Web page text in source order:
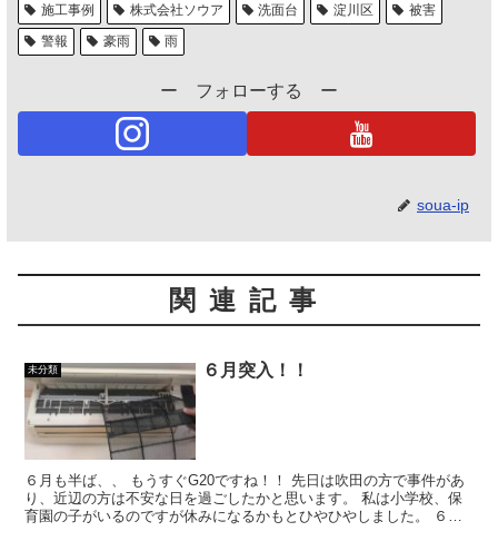
施工事例
株式会社ソウア 洗面台 淀川区
被害
警報
豪雨 雨
ー フォローする ー
soua-ip
関連記事
未分類 ６月突入！！
６月も半ば、、 もうすぐG20ですね！！ 先日は吹田の方で事件があ
り、近辺の方は不安な日を過ごしたかと思います。 私は小学校、保
育園の子がいるのですが休みになるかもとひやひやしました。 ６月